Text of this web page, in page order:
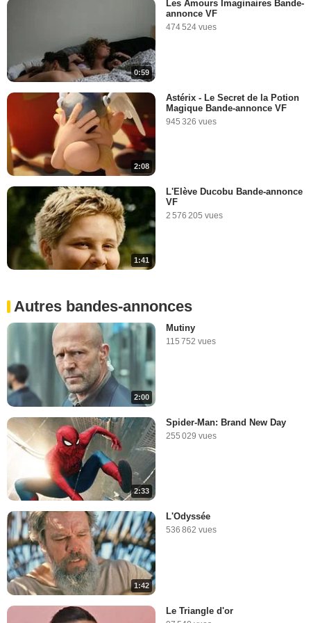
0:59
Les Amours Imaginaires Bande-
annonce VF
474 524 vues
2:08
Astérix - Le Secret de la Potion
Magique Bande-annonce VF
945 326 vues
1:41
L'Elève Ducobu Bande-annonce
VF
2 576 205 vues
Autres bandes-annonces
2:00
Mutiny
115 752 vues
2:33
Spider-Man: Brand New Day
255 029 vues
1:42
L'Odyssée
536 862 vues
Le Triangle d'or